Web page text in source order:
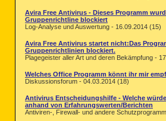
Avira Free Antivirus - Dieses Programm
Gruppenrichtline blockiert
Log-Analyse und Auswertung - 16.09.2014 (15)
Avira Free Antivirus startet nicht:Das
Gruppenrichtlinien blockiert.
Plagegeister aller Art und deren Bekämpfung -
Welches Office Programm könnt ihr mir
Diskussionsforum - 04.03.2014 (18)
Antivirus Entscheidungshilfe - Welche
anhand von Erfahrungswerten/Berichten
Antiviren-, Firewall- und andere